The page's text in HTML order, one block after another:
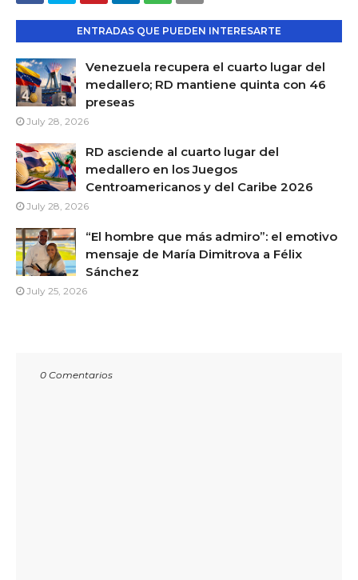
ENTRADAS QUE PUEDEN INTERESARTE
Venezuela recupera el cuarto lugar del
medallero; RD mantiene quinta con 46
preseas
July 28, 2026
RD asciende al cuarto lugar del
medallero en los Juegos
Centroamericanos y del Caribe 2026
July 28, 2026
“El hombre que más admiro”: el emotivo
mensaje de María Dimitrova a Félix
Sánchez
July 25, 2026
0 Comentarios